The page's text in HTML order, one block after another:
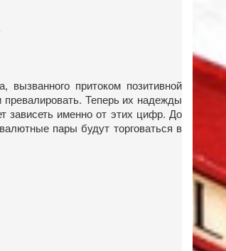
притоком позитивной
Теперь их надежды
зависеть именно от этих цифр. До
пары будут торговаться в